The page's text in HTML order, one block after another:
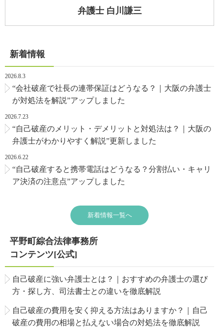
弁護士 白川謙三
新着情報
2026.8.3
“会社破産で社長の連帯保証はどうなる？｜大阪の弁護士
が対処法を解説”アップしました
2026.7.23
“自己破産のメリット・デメリットと対処法は？｜大阪の
弁護士がわかりやすく解説”更新しました
2026.6.22
“自己破産すると携帯電話はどうなる？分割払い・キャリ
ア決済の注意点”アップしました
新着情報一覧へ
平野町綜合法律事務所
コンテンツ[公式]
自己破産に強い弁護士とは？｜おすすめの弁護士の選び
方・探し方、司法書士との違いを徹底解説
自己破産の費用を安く抑える方法はありますか？｜自己
破産の費用の相場と払えない場合の対処法を徹底解説